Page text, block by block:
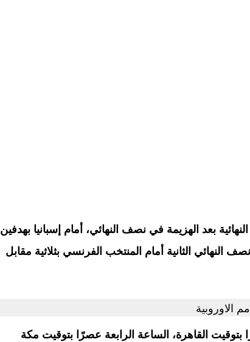
بعد الهزيمة في نصف النهائي، أمام إسبانيا بهدفين
النهائي الثانية أمام المنتخب الفرنسي بثلاثية مقابل
الاوروبية
بتوقيت القاهرة، الساعة الرابعة عصرًا بتوقيت مكة